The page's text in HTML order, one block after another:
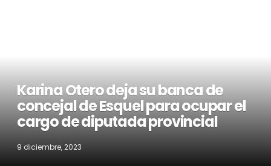
Karina Otero deja su banca de
concejal de Esquel para ocupar el
cargo de diputada provincial
9 diciembre, 2023